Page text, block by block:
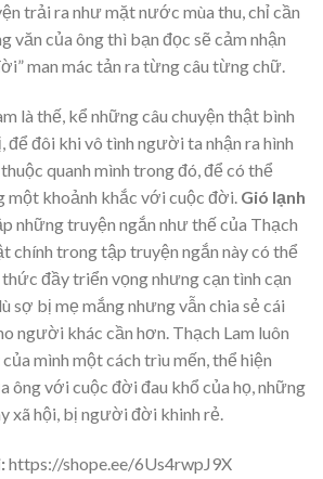
trải ra như mặt nước mùa thu, chỉ cần
văn của ông thì bạn đọc sẽ cảm nhận
man mác tản ra từng câu từng chữ.
là thế, kể những câu chuyện thật bình
đôi khi vô tình người ta nhận ra hình
quanh mình trong đó, để có thể
một khoảnh khắc với cuộc đời. Gió lạnh
những truyện ngắn như thế của Thạch
chính trong tập truyện ngắn này có thể
đầy triển vọng nhưng cạn tình cạn
sợ bị mẹ mắng nhưng vẫn chia sẻ cái
người khác cần hơn. Thạch Lam luôn
mình một cách trìu mến, thể hiện
ông với cuộc đời đau khổ của họ, những
xã hội, bị người đời khinh rẻ.
https://shope.ee/6Us4rwpJ9X